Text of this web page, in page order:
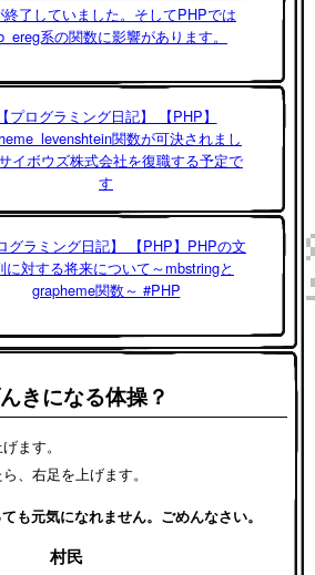
終了していました。そしてPHPでは
系の関数に影響があります。
【プログラミング日記】 【PHP】
関数が可決されまし
イボウズ株式会社を復職する予定で
す
グラミング日記】 【PHP】PHPの文
に対する将来について～mbstringと
grapheme関数～ #PHP
きになる体操？
ます。
、右足を上げます。
も元気になれません。ごめんなさい。
村民